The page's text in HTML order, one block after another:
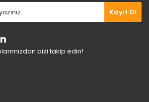
Kayıt Ol
bizi takip edin!